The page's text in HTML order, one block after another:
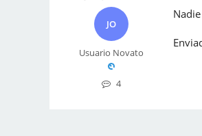
JO
Usuario Novato
4